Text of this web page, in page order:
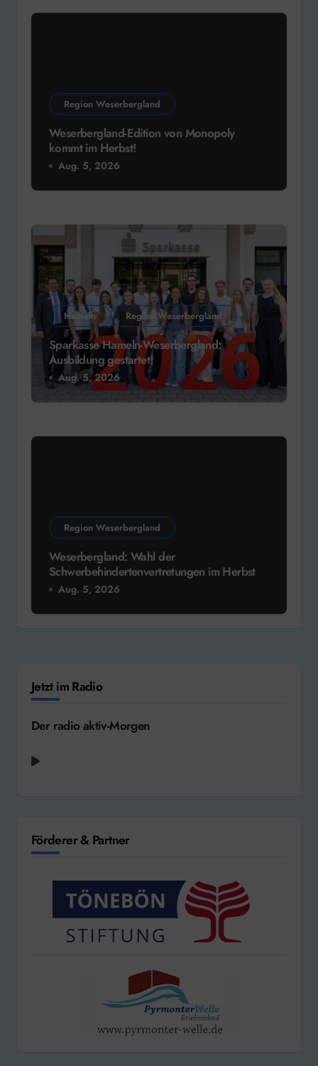
Region Weserbergland
Weserbergland-Edition von Monopoly
kommt im Herbst!
Aug. 5, 2026
Hameln Region Weserbergland
Sparkasse Hameln-Weserbergland:
Ausbildung gestartet!
Aug. 5, 2026
Region Weserbergland
Weserbergland: Wahl der
Schwerbehindertenvertretungen im Herbst
Aug. 5, 2026
Jetzt im Radio
Der radio aktiv-Morgen
Förderer & Partner